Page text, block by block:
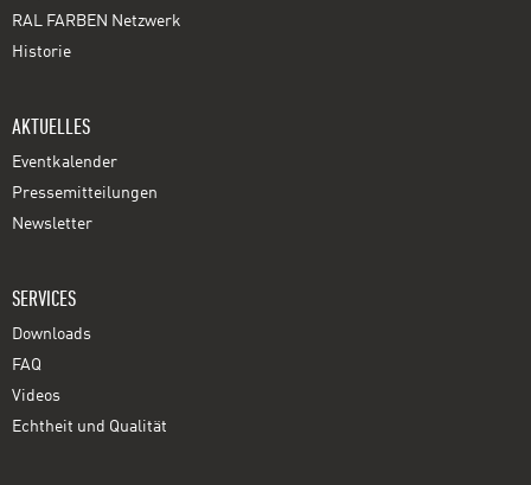
RAL FARBEN Netzwerk
Historie
AKTUELLES
Eventkalender
Pressemitteilungen
Newsletter
SERVICES
Downloads
FAQ
Videos
Echtheit und Qualität